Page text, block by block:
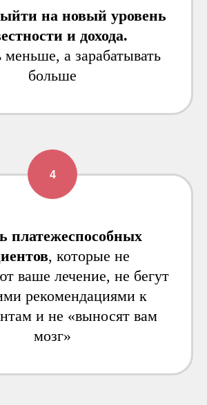
на новый уровень
и дохода.
меньше, а зарабатывать
больше
платежеспособных
, которые не
ваше лечение, не бегут
рекомендациями к
и не «выносят вам
мозг»